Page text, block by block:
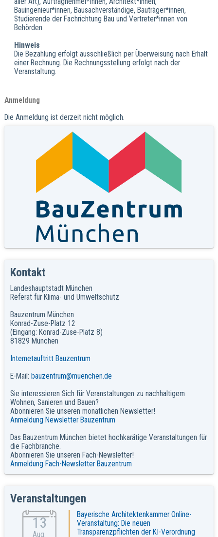
Bauingenieur*innen, Bausachverständige, Bauträger*innen,
Studierende der Fachrichtung Bau und Vertreter*innen von
Behörden.
Hinweis
Die Bezahlung erfolgt ausschließlich per Überweisung nach Erhalt
einer Rechnung. Die Rechnungsstellung erfolgt nach der
Veranstaltung.
Anmeldung
Die Anmeldung ist derzeit nicht möglich.
Kontakt
Landeshauptstadt München
Referat für Klima- und Umweltschutz
Bauzentrum München
Konrad-Zuse-Platz 12
(Eingang: Konrad-Zuse-Platz 8)
81829 München
Internetauftritt Bauzentrum
E-Mail: bauzentrum@muenchen.de
Sie interessieren Sich für Veranstaltungen zu nachhaltigem
Wohnen, Sanieren und Bauen?
Abonnieren Sie unseren monatlichen Newsletter!
Anmeldung Newsletter Bauzentrum
Das Bauzentrum München bietet hochkarätige Veranstaltungen für
die Fachbranche.
Abonnieren Sie unseren Fach-Newsletter!
Anmeldung Fach-Newsletter Bauzentrum
Veranstaltungen
13
Aug.
Bayerische Architektenkammer Online-
Veranstaltung: Die neuen
Transparenzpflichten der KI-Verordnung